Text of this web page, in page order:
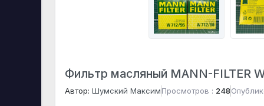
Фильтр масляный MANN-FILTER
Автор: Шумский МаксимПросмотров : 248